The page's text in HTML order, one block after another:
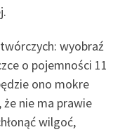
wyobraź
o pojemności 11
ono mokre
nie ma prawie
wilgoć,